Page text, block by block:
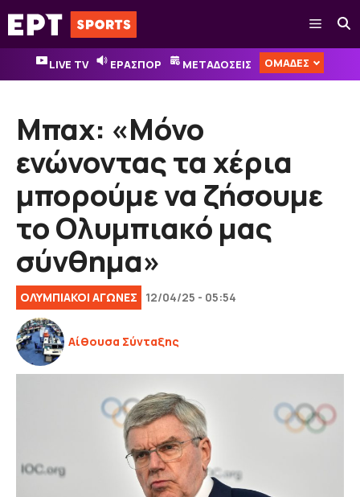
Μετάβαση
σε
περιεχόμενο
Μενού
LIVE TV ΕΡΑΣΠΟΡ ΜΕΤΑΔΟΣΕΙΣ ΟΜΑΔΕΣ
Μπαχ: «Μόνο
ενώνοντας τα χέρια
μπορούμε να ζήσουμε
το Ολυμπιακό μας
σύνθημα»
ΟΛΥΜΠΙΑΚΟΊ ΑΓΏΝΕΣ 12/04/25 - 05:54
Αίθουσα Σύνταξης